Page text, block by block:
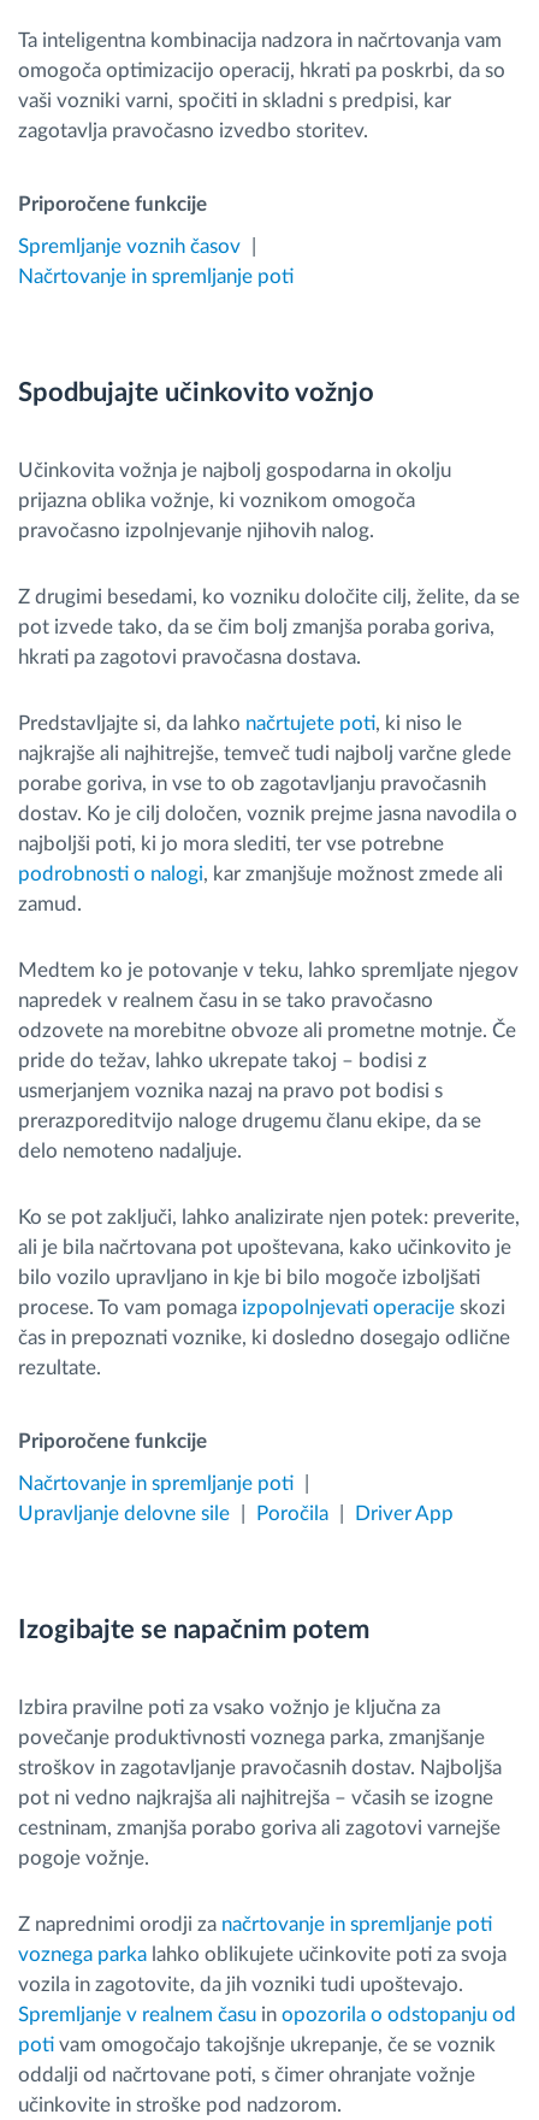
Ta inteligentna kombinacija nadzora in načrtovanja vam
omogoča optimizacijo operacij, hkrati pa poskrbi, da so
vaši vozniki varni, spočiti in skladni s predpisi, kar
zagotavlja pravočasno izvedbo storitev.
Priporočene funkcije
Spremljanje voznih časov
Načrtovanje in spremljanje poti
Spodbujajte učinkovito vožnjo
Učinkovita vožnja je najbolj gospodarna in okolju
prijazna oblika vožnje, ki voznikom omogoča
pravočasno izpolnjevanje njihovih nalog.
Z drugimi besedami, ko vozniku določite cilj, želite, da se
pot izvede tako, da se čim bolj zmanjša poraba goriva,
hkrati pa zagotovi pravočasna dostava.
Predstavljajte si, da lahko načrtujete poti, ki niso le
najkrajše ali najhitrejše, temveč tudi najbolj varčne glede
porabe goriva, in vse to ob zagotavljanju pravočasnih
dostav. Ko je cilj določen, voznik prejme jasna navodila o
najboljši poti, ki jo mora slediti, ter vse potrebne
podrobnosti o nalogi, kar zmanjšuje možnost zmede ali
zamud.
Medtem ko je potovanje v teku, lahko spremljate njegov
napredek v realnem času in se tako pravočasno
odzovete na morebitne obvoze ali prometne motnje. Če
pride do težav, lahko ukrepate takoj – bodisi z
usmerjanjem voznika nazaj na pravo pot bodisi s
prerazporeditvijo naloge drugemu članu ekipe, da se
delo nemoteno nadaljuje.
Ko se pot zaključi, lahko analizirate njen potek: preverite,
ali je bila načrtovana pot upoštevana, kako učinkovito je
bilo vozilo upravljano in kje bi bilo mogoče izboljšati
procese. To vam pomaga izpopolnjevati operacije skozi
čas in prepoznati voznike, ki dosledno dosegajo odlične
rezultate.
Priporočene funkcije
Načrtovanje in spremljanje poti
Upravljanje delovne sile
Poročila Driver App
Izogibajte se napačnim potem
Izbira pravilne poti za vsako vožnjo je ključna za
povečanje produktivnosti voznega parka, zmanjšanje
stroškov in zagotavljanje pravočasnih dostav. Najboljša
pot ni vedno najkrajša ali najhitrejša – včasih se izogne
cestninam, zmanjša porabo goriva ali zagotovi varnejše
pogoje vožnje.
Z naprednimi orodji za načrtovanje in spremljanje poti
voznega parka lahko oblikujete učinkovite poti za svoja
vozila in zagotovite, da jih vozniki tudi upoštevajo.
Spremljanje v realnem času in opozorila o odstopanju od
poti vam omogočajo takojšnje ukrepanje, če se voznik
oddalji od načrtovane poti, s čimer ohranjate vožnje
učinkovite in stroške pod nadzorom.